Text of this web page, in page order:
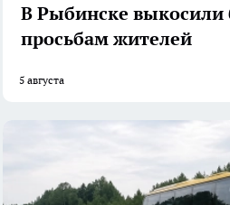
В Рыбинске выкосили
просьбам жителей
5 августа